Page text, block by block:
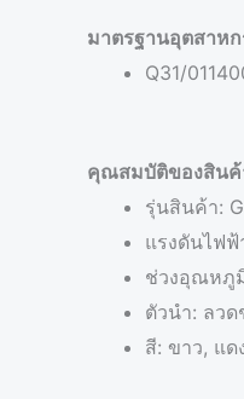
มาตรฐานอุตสาหก
Q31/
คุณสมบัติของสินค้
รุ่นสินค้า:
แรงดันไฟฟ้
ช่วงอุณหภู
ตัวนำ: ลวด
สี: ขาว, แด